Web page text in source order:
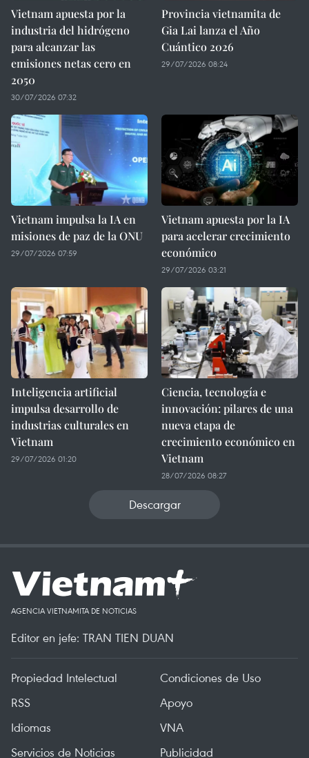
Vietnam apuesta por la
industria del hidrógeno
para alcanzar las
emisiones netas cero en
2050
30/07/2026 07:32
Provincia vietnamita de
Gia Lai lanza el Año
Cuántico 2026
29/07/2026 08:24
Vietnam impulsa la IA en
misiones de paz de la ONU
29/07/2026 07:59
Vietnam apuesta por la IA
para acelerar crecimiento
económico
29/07/2026 03:21
Inteligencia artificial
impulsa desarrollo de
industrias culturales en
Vietnam
29/07/2026 01:20
Ciencia, tecnología e
innovación: pilares de una
nueva etapa de
crecimiento económico en
Vietnam
28/07/2026 08:27
Descargar
AGENCIA VIETNAMITA DE NOTICIAS
Editor en jefe: TRAN TIEN DUAN
Propiedad Intelectual
Condiciones de Uso
RSS
Apoyo
Idiomas
VNA
Servicios de Noticias
Publicidad